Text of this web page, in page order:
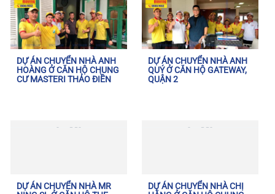
DỰ ÁN CHUYỂN NHÀ ANH
HOÀNG Ở CĂN HỘ CHUNG
CƯ MASTERI THẢO ĐIỀN
DỰ ÁN CHUYỂN NHÀ ANH
QUÝ Ở CĂN HỘ GATEWAY,
QUẬN 2
DỰ ÁN CHUYỂN NHÀ MR
DỰ ÁN CHUYỂN NHÀ CHỊ